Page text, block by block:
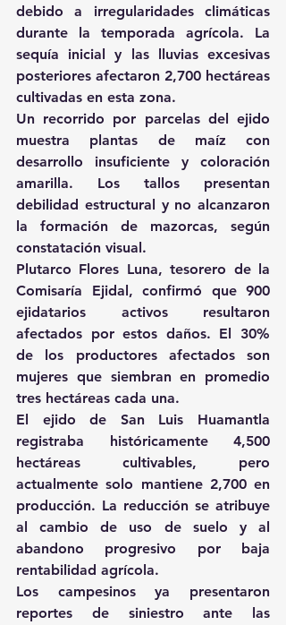
debido a irregularidades climáticas
durante la temporada agrícola. La
sequía inicial y las lluvias excesivas
posteriores afectaron 2,700 hectáreas
cultivadas en esta zona.
Un recorrido por parcelas del ejido
muestra plantas de maíz con
desarrollo insuficiente y coloración
amarilla. Los tallos presentan
debilidad estructural y no alcanzaron
la formación de mazorcas, según
constatación visual.
Plutarco Flores Luna, tesorero de la
Comisaría Ejidal, confirmó que 900
ejidatarios activos resultaron
afectados por estos daños. El 30%
de los productores afectados son
mujeres que siembran en promedio
tres hectáreas cada una.
El ejido de San Luis Huamantla
registraba históricamente 4,500
hectáreas cultivables, pero
actualmente solo mantiene 2,700 en
producción. La reducción se atribuye
al cambio de uso de suelo y al
abandono progresivo por baja
rentabilidad agrícola.
Los campesinos ya presentaron
reportes de siniestro ante las